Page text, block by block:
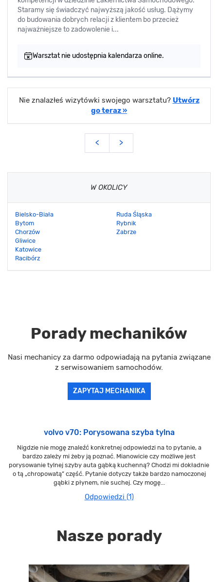
Staramy się świadczyć najwyższą jakość usług. Dążymy
do budowania dobrych relacji z klientem bo przecież
najważniejsze to zadowolenie i...
Warsztat nie udostępnia kalendarza online.
Nie znalazłeś wizytówki swojego warsztatu? Utwórz
go teraz »
< >
W OKOLICY
Bielsko-Biała
Bytom
Chorzów
Gliwice
Katowice
Racibórz
Ruda Śląska
Rybnik
Zabrze
Porady mechaników
Nasi mechanicy za darmo odpowiadają na pytania związane
z serwisowaniem samochodów.
ZAPYTAJ MECHANIKA
volvo v70: Porysowana szyba tylna
Nigdzie nie mogę znaleźć konkretnej odpowiedzi na to pytanie, a
bardzo zależy mi żeby ją poznać. Mianowicie czy możliwe jest
porysowanie tylnej szyby auta gąbką kuchenną? Chodzi mi dokładnie
o tą „chropowatą” część. Pytanie dotyczy także bardzo namoczonej
gąbki z płynem, nie suchej. Czy mogę...
Odpowiedzi (1)
Nasze porady